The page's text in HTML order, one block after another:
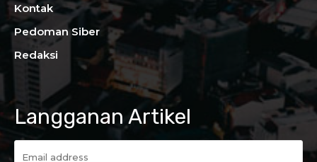
Langganan Artikel
Kontak
Pedoman Siber
Redaksi